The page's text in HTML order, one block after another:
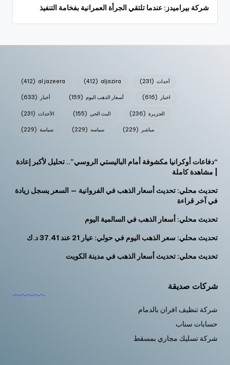
شركة بيراميدز: عندما تلتقي الجرأة العمرانية بفخامة التنفيذ
al jazeera
(412) aljazira
(412) أحداث (231)
أخبار (633) أسعار الذهب اليوم (159) اخبار (616)
الأحداث (231) البث الحي (155) الجزيرة (236)
سياسة (229) سياسه (229) مباشر (229)
“دفاعات أوكرانيا مكشوفة أمام الباليستي الروسي”.. تحليل لأكبر إعادة
| مشاهدة كاملة
تحديث محلي: تحديث أسعار الذهب في الفروانية — السعر يسجل زيادة
في آخر قراءة
تحديث محلي: أسعار الذهب في السالمية اليوم
تحديث محلي: سعر الذهب اليوم في حولي: عيار 21 عند 37.41 د.ك
تحديث محلي: تحديث أسعار الذهب في مدينة الكويت
شركات صديقة
شركة تنظيف افران بالدمام
حسابات سناب
شركة تسليك مجاري بمسقط